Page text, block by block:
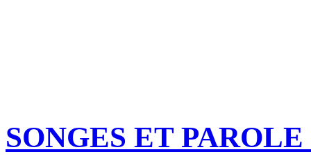
SONGES ET